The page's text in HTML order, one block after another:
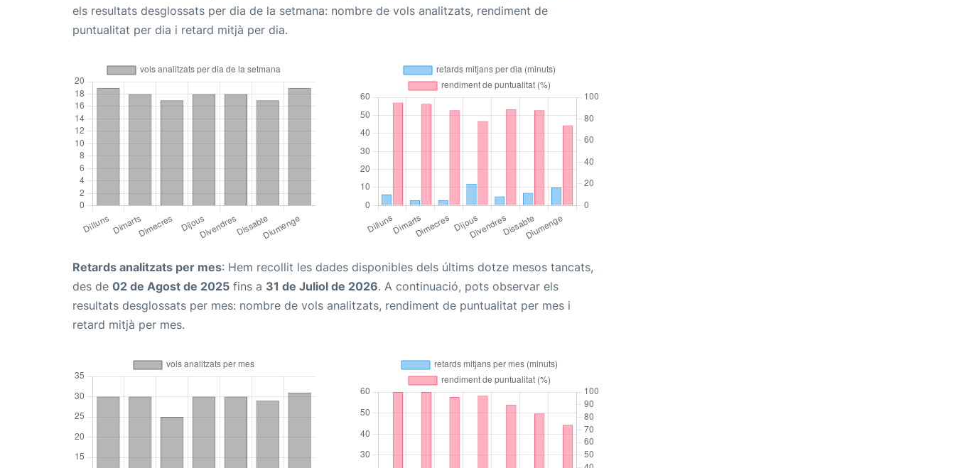
els resultats desglossats per dia de la setmana: nombre de vols analitzats, rendiment de
puntualitat per dia i retard mitjà per dia.
Retards analitzats per mes: Hem recollit les dades disponibles dels últims dotze mesos tancats,
des de 02 de Agost de 2025 fins a 31 de Juliol de 2026. A continuació, pots observar els
resultats desglossats per mes: nombre de vols analitzats, rendiment de puntualitat per mes i
retard mitjà per mes.